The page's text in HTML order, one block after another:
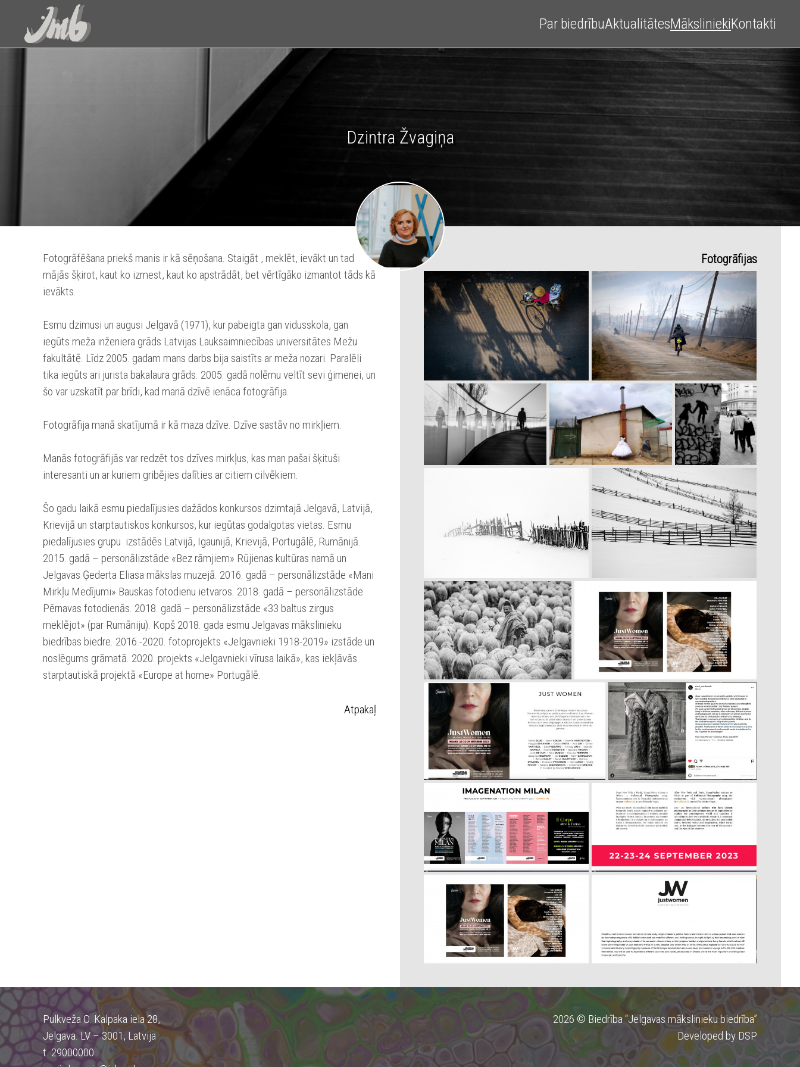
Par biedrībuAktualitātesMāksliniekiKontakti
Dzintra Žvagiņa
Fotogrāfēšana priekš manis ir kā sēņošana. Staigāt , meklēt, ievākt un tad
mājās šķirot, kaut ko izmest, kaut ko apstrādāt, bet vērtīgāko izmantot tāds kā
ievākts.
Esmu dzimusi un augusi Jelgavā (1971), kur pabeigta gan vidusskola, gan
iegūts meža inženiera grāds Latvijas Lauksaimniecības universitātes Mežu
fakultātē. Līdz 2005. gadam mans darbs bija saistīts ar meža nozari. Paralēli
tika iegūts ari jurista bakalaura grāds. 2005. gadā nolēmu veltīt sevi ģimenei, un
šo var uzskatīt par brīdi, kad manā dzīvē ienāca fotogrāfija.
Fotogrāfija manā skatījumā ir kā maza dzīve. Dzīve sastāv no mirkļiem.
Manās fotogrāfijās var redzēt tos dzīves mirkļus, kas man pašai šķituši
interesanti un ar kuriem gribējies dalīties ar citiem cilvēkiem.
Šo gadu laikā esmu piedalījusies dažādos konkursos dzimtajā Jelgavā, Latvijā,
Krievijā un starptautiskos konkursos, kur iegūtas godalgotas vietas. Esmu
piedalījusies grupu izstādēs Latvijā, Igaunijā, Krievijā, Portugālē, Rumānijā.
2015. gadā – personālizstāde «Bez rāmjiem» Rūjienas kultūras namā un
Jelgavas Ģederta Eliasa mākslas muzejā. 2016. gadā – personālizstāde «Mani
Mirkļu Medījumi» Bauskas fotodienu ietvaros. 2018. gadā – personālizstāde
Pērnavas fotodienās. 2018. gadā – personālizstāde «33 baltus zirgus
meklējot» (par Rumāniju). Kopš 2018. gada esmu Jelgavas mākslinieku
biedrības biedre. 2016.-2020. fotoprojekts «Jelgavnieki 1918-2019» izstāde un
noslēgums grāmatā. 2020. projekts «Jelgavnieki vīrusa laikā», kas iekļāvās
starptautiskā projektā «Europe at home» Portugālē.
Atpakaļ
Fotogrāfijas
Pulkveža O. Kalpaka iela 28,
Jelgava. LV – 3001, Latvija
t. 29000000
2026 © Biedrība “Jelgavas mākslinieku biedrība”
Developed by DSP